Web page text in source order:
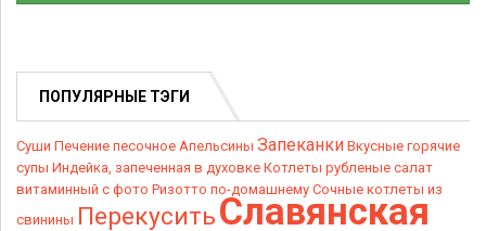
ПОПУЛЯРНЫЕ ТЭГИ
Суши Печение песочное Апельсины Запеканки Вкусные горячие
супы Индейка, запеченная в духовке Котлеты рубленые салат
витаминный с фото Ризотто по-домашнему Сочные котлеты из
свинины ПерекуситьСлавянская